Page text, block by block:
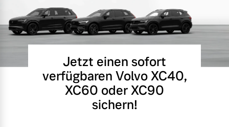
Jetzt einen sofort
verfügbaren Volvo XC40,
XC60 oder XC90
sichern!